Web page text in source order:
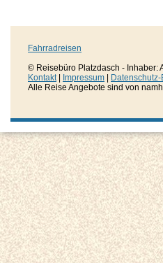
Fahrradreisen
© Reisebüro Platzdasch - Inhaber:
Kontakt| Impressum
Alle Reise Angebote sind von